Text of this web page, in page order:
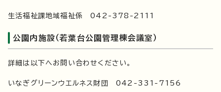
生活福祉課地域福祉係 042-378-2111
公園内施設（若葉台公園管理棟会議室）
詳細は以下へお問い合わせください。
いなぎグリーンウエルネス財団 042-331-7156